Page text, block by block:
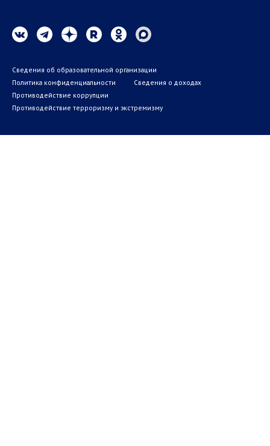
Сведения об образовательной организации
Политика конфиденциальности
Сведения о доходах
Противодействие коррупции
Противодействие терроризму и экстремизму